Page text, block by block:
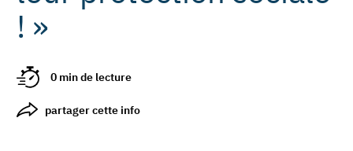
! »
0 min de lecture
partager cette info